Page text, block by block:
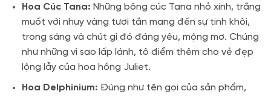
Hoa Cúc Tana: Những bông cúc Tana nhỏ xinh, trắng
muốt với nhụy vàng tươi tắn mang đến sự tinh khôi,
trong sáng và chút gì đó đáng yêu, mộng mơ. Chúng
như những vì sao lấp lánh, tô điểm thêm cho vẻ đẹp
lộng lẫy của hoa hồng Juliet.
Hoa Delphinium: Đúng như tên gọi của sản phẩm,